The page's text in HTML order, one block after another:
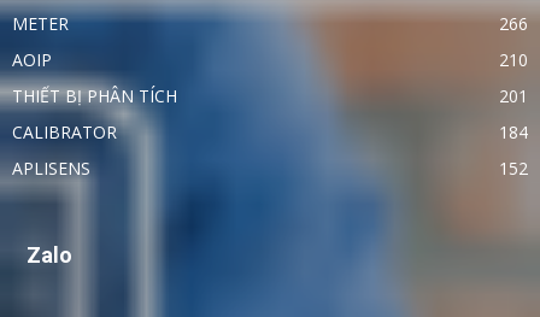
METER
266
AOIP
210
THIẾT BỊ PHÂN TÍCH
201
CALIBRATOR
184
APLISENS
152
Zalo